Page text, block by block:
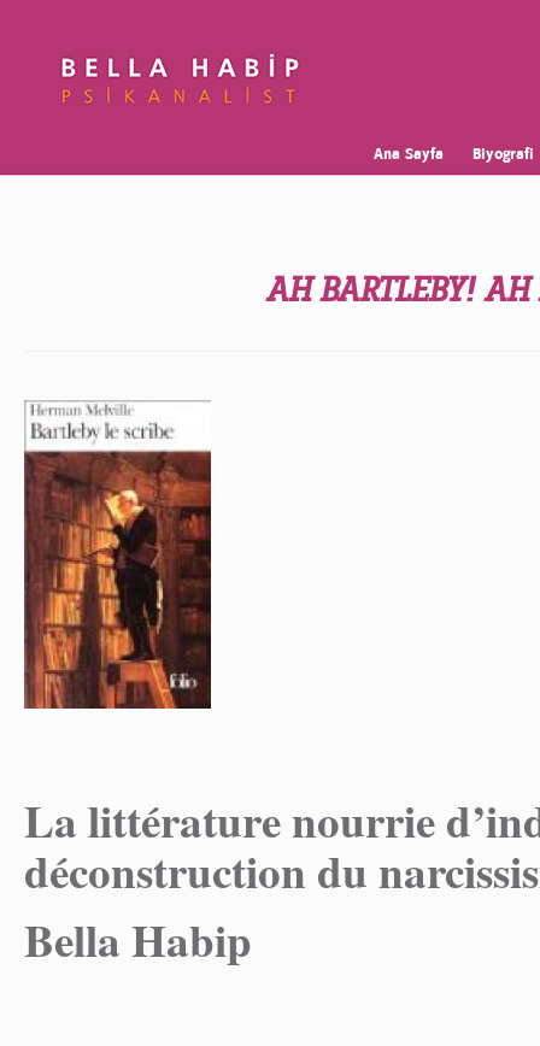
Ana Sayfa Biyografi
AH BARTLEBY!
La littérature nourrie
déconstruction du
Bella Habip